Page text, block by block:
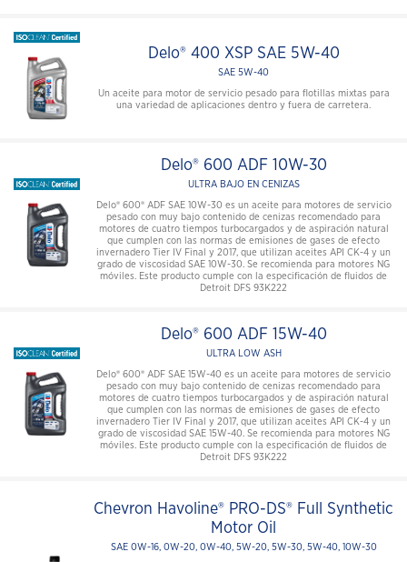
Delo® 400 XSP SAE 5W-40
SAE 5W-40
Un aceite para motor de servicio pesado para flotillas mixtas para
una variedad de aplicaciones dentro y fuera de carretera.
Delo® 600 ADF 10W-30
ULTRA BAJO EN CENIZAS
Delo® 600® ADF SAE 10W-30 es un aceite para motores de servicio
pesado con muy bajo contenido de cenizas recomendado para
motores de cuatro tiempos turbocargados y de aspiración natural
que cumplen con las normas de emisiones de gases de efecto
invernadero Tier IV Final y 2017, que utilizan aceites API CK-4 y un
grado de viscosidad SAE 10W-30. Se recomienda para motores NG
móviles. Este producto cumple con la especificación de fluidos de
Detroit DFS 93K222
Delo® 600 ADF 15W-40
ULTRA LOW ASH
Delo® 600® ADF SAE 15W-40 es un aceite para motores de servicio
pesado con muy bajo contenido de cenizas recomendado para
motores de cuatro tiempos turbocargados y de aspiración natural
que cumplen con las normas de emisiones de gases de efecto
invernadero Tier IV Final y 2017, que utilizan aceites API CK-4 y un
grado de viscosidad SAE 15W-40. Se recomienda para motores NG
móviles. Este producto cumple con la especificación de fluidos de
Detroit DFS 93K222
Chevron Havoline® PRO-DS® Full Synthetic
Motor Oil
SAE 0W-16, 0W-20, 0W-40, 5W-20, 5W-30, 5W-40, 10W-30